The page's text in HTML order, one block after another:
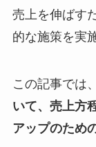
売上を伸ばす
的な施策を実
この記事では、
いて、売上方
アップのため